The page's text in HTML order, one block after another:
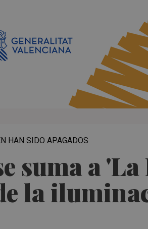
suma a
la
HAN SIDO APAGADOS